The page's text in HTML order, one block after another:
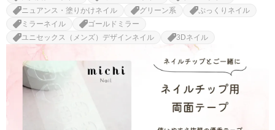
ニュアンス・塗りかけネイル
グリーン系
ぷっくりネイル
ミラーネイル
ゴールドミラー
ユニセックス（メンズ）デザインネイル
3Dネイル